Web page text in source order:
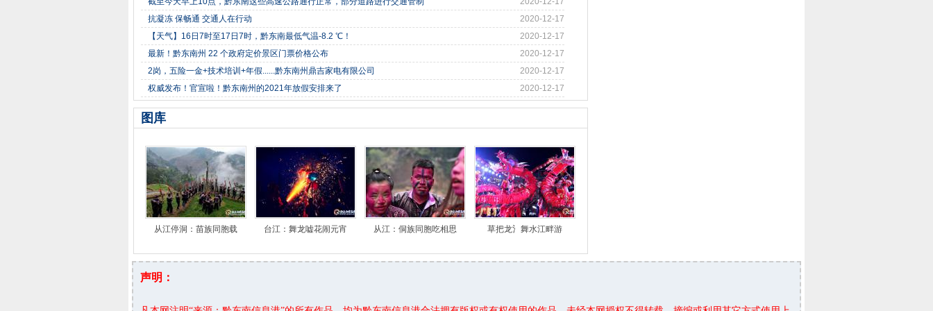
2020-12-17
抗凝冻 保畅通 交通人在行动
2020-12-17
【天气】16日7时至17日7时，黔东南最低气温-8.2 ℃！
2020-12-17
最新！黔东南州 22 个政府定价景区门票价格公布
2020-12-17
2岗，五险一金+技术培训+年假......黔东南州鼎吉家电有限公司
2020-12-17
权威发布！官宣啦！黔东南州的2021年放假安排来了
图库
从江停洞：苗族同胞载 台江：舞龙嘘花闹元宵 从江：侗族同胞吃相思 草把龙氵舞水江畔游
声明：